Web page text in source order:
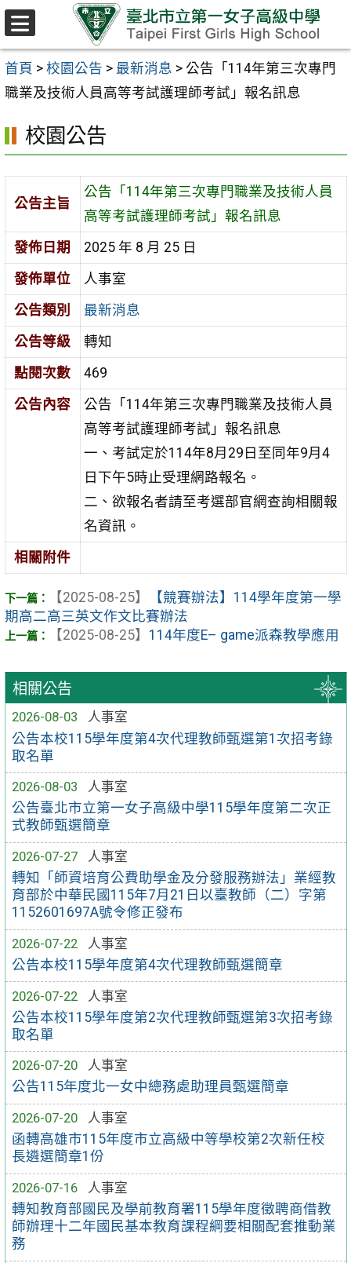
跳至主要內容區
首頁 > 校園公告 > 最新消息 > 公告「114年第三次專門
職業及技術人員高等考試護理師考試」報名訊息
相關公告
2026-08-03
人事室
公告本校115學年度第4次代理教師甄選第1次招考錄
取名單
2026-08-03
人事室
公告臺北市立第一女子高級中學115學年度第二次正
式教師甄選簡章
2026-07-27
人事室
轉知「師資培育公費助學金及分發服務辦法」業經教
育部於中華民國115年7月21日以臺教師（二）字第
1152601697A號令修正發布
2026-07-22
人事室
公告本校115學年度第4次代理教師甄選簡章
2026-07-22
人事室
公告本校115學年度第2次代理教師甄選第3次招考錄
取名單
2026-07-20
人事室
公告115年度北一女中總務處助理員甄選簡章
2026-07-20
人事室
函轉高雄市115年度市立高級中等學校第2次新任校
長遴選簡章1份
2026-07-16
人事室
轉知教育部國民及學前教育署115學年度徵聘商借教
師辦理十二年國民基本教育課程綱要相關配套推動業
務
校園公告
公告主旨
公告「114年第三次專門職業及技術人員
高等考試護理師考試」報名訊息
發佈日期
2025 年 8 月 25 日
發佈單位
人事室
公告類別
最新消息
公告等級
轉知
點閱次數
469
公告內容
公告「114年第三次專門職業及技術人員
高等考試護理師考試」報名訊息
一、考試定於114年8月29日至同年9月4
日下午5時止受理網路報名。
二、欲報名者請至考選部官網查詢相關報
名資訊。
相關附件
【2025-08-25】
【競賽辦法】114學年度第一學
期高二高三英文作文比賽辦法
【2025-08-25】 114年度E– game派森教學應用
選
單